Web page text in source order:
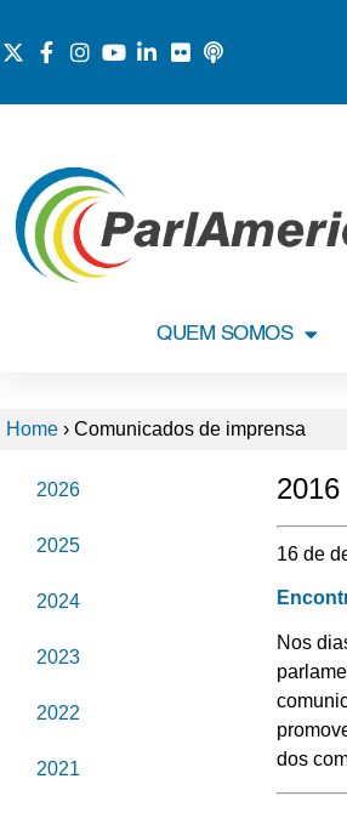
QUEM SOMOS
Home › Comunicados de imprensa
2026
2025
2024
2023
2022
2021
2016
16 de
Nos
dos